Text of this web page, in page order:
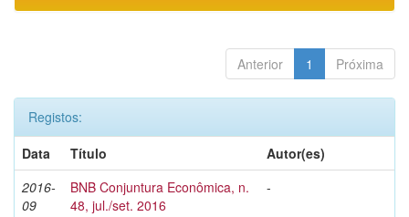
Anterior 1 Próxima
Registos:
Data
Título
Autor(es)
2016-
09
BNB Conjuntura Econômica, n.
48, jul./set. 2016
-